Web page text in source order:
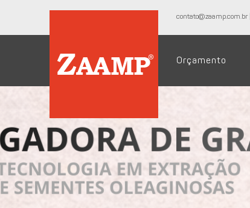
contato@zaamp.com.br |
Orçamento